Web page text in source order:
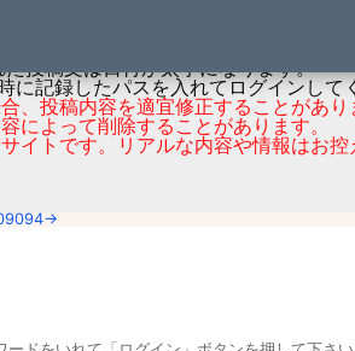
投稿文は日付が太字になります。
に記録したパスを入れてログインして
、投稿内容を適宜修正することがあり
によって削除することがあります。
イトです。リアルな内容や情報はお控
094→